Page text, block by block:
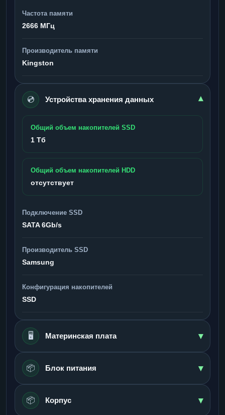
Частота памяти
2666 МГц
Производитель памяти
Kingston
💿 Устройства хранения данных ▾
Общий объем накопителей SSD
1 Тб
Общий объем накопителей HDD
отсутствует
Подключение SSD
SATA 6Gb/s
Производитель SSD
Samsung
Конфигурация накопителей
SSD
🖥️ Материнская плата ▾
📦 Блок питания ▾
📦 Корпус ▾